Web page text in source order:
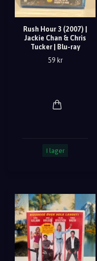
Rush Hour 3 (2007) |
Jackie Chan & Chris
Tucker | Blu-ray
59 kr
I lager